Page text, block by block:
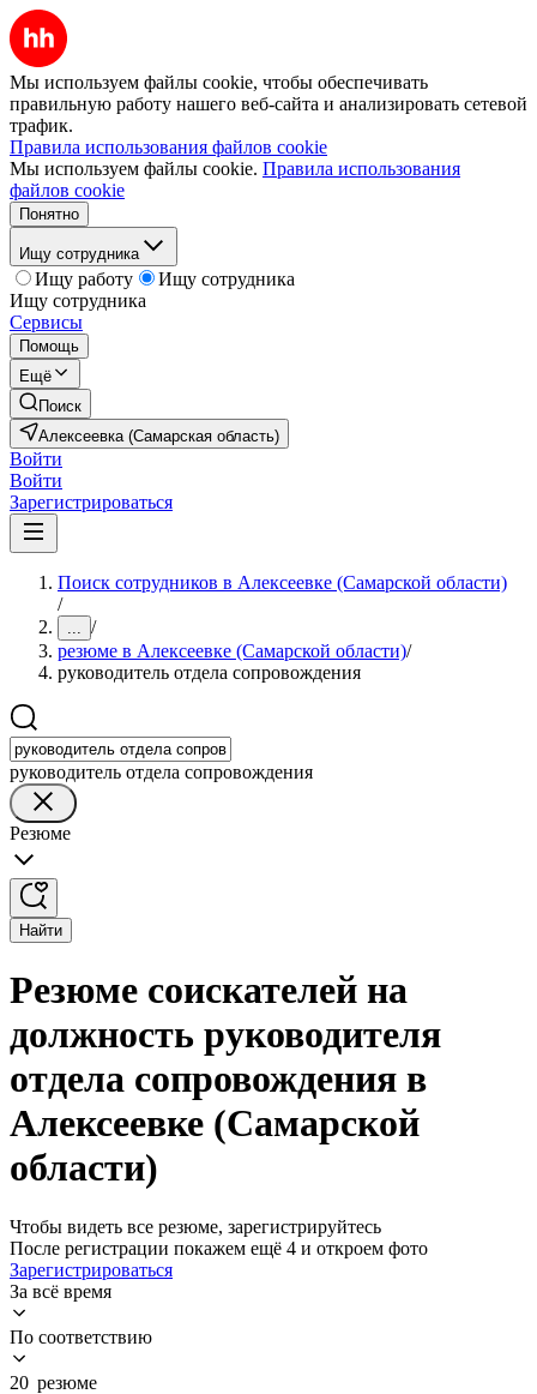
Мы используем файлы cookie, чтобы обеспечивать
правильную работу нашего веб-сайта и анализировать сетевой
трафик.
Правила использования файлов cookie
Мы используем файлы cookie. Правила использования
файлов cookie
Понятно
Ищу сотрудника
Ищу работу
Ищу сотрудника
Ищу сотрудника
Сервисы
Помощь
Ещё
Поиск
Алексеевка (Самарская область)
Войти
Войти
Зарегистрироваться
Поиск сотрудников в Алексеевке (Самарской области)
/
... /
резюме в Алексеевке (Самарской области)/
руководитель отдела сопровождения
руководитель отдела сопровождения
Резюме
Найти
Резюме соискателей на
должность руководителя
отдела сопровождения в
Алексеевке (Самарской
области)
Чтобы видеть все резюме, зарегистрируйтесь
После регистрации покажем ещё 4 и откроем фото
Зарегистрироваться
За всё время
По соответствию
20 резюме